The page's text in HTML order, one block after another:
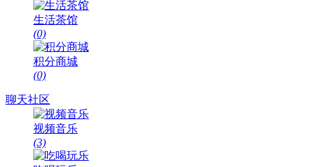
生活茶馆
(0)
积分商城
(0)
聊天社区
视频音乐
(3)